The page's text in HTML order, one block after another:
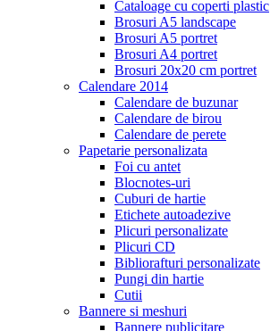
Cataloage cu coperti plastic
Brosuri A5 landscape
Brosuri A5 portret
Brosuri A4 portret
Brosuri 20x20 cm portret
Calendare 2014
Calendare de buzunar
Calendare de birou
Calendare de perete
Papetarie personalizata
Foi cu antet
Blocnotes-uri
Cuburi de hartie
Etichete autoadezive
Plicuri personalizate
Plicuri CD
Bibliorafturi personalizate
Pungi din hartie
Cutii
Bannere si meshuri
Bannere publicitare